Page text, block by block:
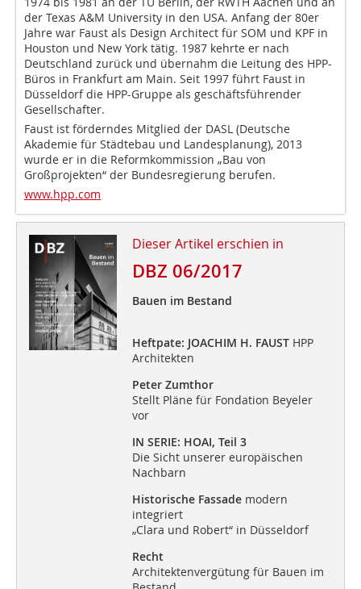
der Texas A&M University in den USA. Anfang der 80er
Jahre war Faust als Design Architect für SOM und KPF in
Houston und New York tätig. 1987 kehrte er nach
Deutschland zurück und übernahm die Leitung des HPP-
Büros in Frankfurt am Main. Seit 1997 führt Faust in
Düsseldorf die HPP-Gruppe als geschäftsführender
Gesellschafter.
Faust ist förderndes Mitglied der DASL (Deutsche
Akademie für Städtebau und Landesplanung), 2013
wurde er in die Reformkommission „Bau von
Großprojekten“ der Bundesregierung berufen.
www.hpp.com
Dieser Artikel erschien in
DBZ 06/2017
Bauen im Bestand
Heftpate: JOACHIM H. FAUST HPP
Architekten
Peter Zumthor
Stellt Pläne für Fondation Beyeler
vor
IN SERIE: HOAI, Teil 3
Die Sicht unserer europäischen
Nachbarn
Historische Fassademodern
integriert
„Clara und Robert“ in Düsseldorf
Recht
Architektenvergütung für Bauen im